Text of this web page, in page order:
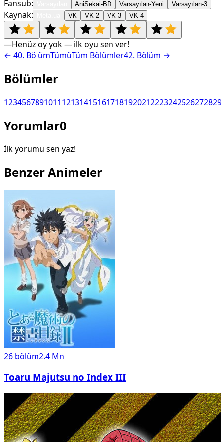
Fansub: AniSekai-BD Varsayılan-Yeni Varsayılan-3
Kaynak: VK VK 2 VK 3 VK 4
—Henüz oy yok — ilk oyu sen ver!
← 40. BölümTümüTüm Bölümler42. Bölüm →
Bölümler
1234567891011121314151617181920212223242526272829
Yorumlar0
İlk yorumu sen yaz!
Benzer Animeler
26 bölüm2.4 Mn
Toaru Majutsu no Index III